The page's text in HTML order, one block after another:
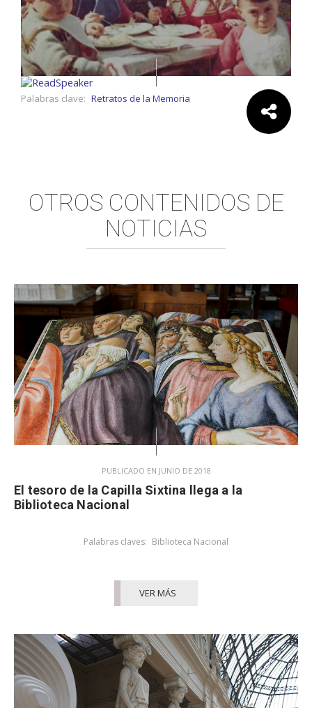
Palabras clave: Retratos de la Memoria
OTROS CONTENIDOS DE
NOTICIAS
PUBLICADO EN JUNIO DE 2018
El tesoro de la Capilla Sixtina llega a la
Biblioteca Nacional
Palabras claves: Biblioteca Nacional
VER MÁS